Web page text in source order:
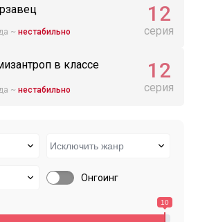
~ нестабильно
12
серия
в классе
~ нестабильно
12
серия
Онгоинг
10